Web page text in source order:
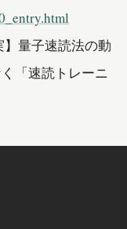
量子速読法の動
「速読トレーニ